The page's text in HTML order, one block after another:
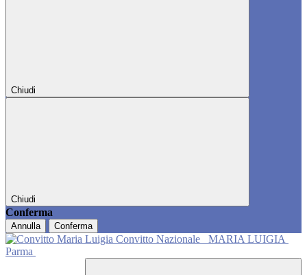
Chiudi
Chiudi
Conferma
Annulla Conferma
Convitto Nazionale
MARIA LUIGIA
Parma